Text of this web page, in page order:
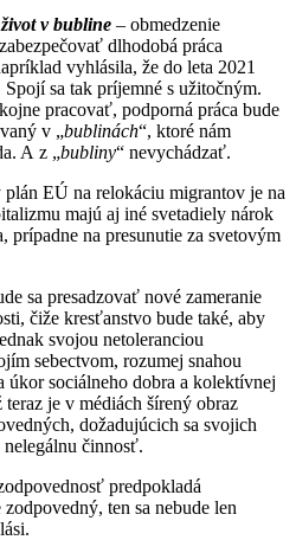
v bubline – obmedzenie
dlhodobá práca
vyhlásila, že do leta 2021
sa tak príjemné s užitočným.
pracovať, podporná práca bude
v „bublinách“, ktoré nám
A z „bubliny“ nevychádzať.
EÚ na relokáciu migrantov je na
majú aj iné svetadiely nárok
prípadne na presunutie za svetovým
sa presadzovať nové zameranie
čiže kresťanstvo bude také, aby
svojou netoleranciou
sebectvom, rozumej snahou
úkor sociálneho dobra a kolektívnej
je v médiách šírený obraz
dožadujúcich sa svojich
činnosť.
predpokladá
ten sa nebude len